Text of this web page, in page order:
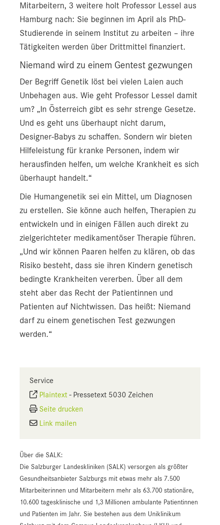
Mitarbeitern, 3 weitere holt Professor Lessel aus
Hamburg nach: Sie beginnen im April als PhD-
Studierende in seinem Institut zu arbeiten – ihre
Tätigkeiten werden über Drittmittel finanziert.
Niemand wird zu einem Gentest gezwungen
Der Begriff Genetik löst bei vielen Laien auch
Unbehagen aus. Wie geht Professor Lessel damit
um? „In Österreich gibt es sehr strenge Gesetze.
Und es geht uns überhaupt nicht darum,
Designer-Babys zu schaffen. Sondern wir bieten
Hilfeleistung für kranke Personen, indem wir
herausfinden helfen, um welche Krankheit es sich
überhaupt handelt.“
Die Humangenetik sei ein Mittel, um Diagnosen
zu erstellen. Sie könne auch helfen, Therapien zu
entwickeln und in einigen Fällen auch direkt zu
zielgerichteter medikamentöser Therapie führen.
„Und wir können Paaren helfen zu klären, ob das
Risiko besteht, dass sie ihren Kindern genetisch
bedingte Krankheiten vererben. Über all dem
steht aber das Recht der Patientinnen und
Patienten auf Nichtwissen. Das heißt: Niemand
darf zu einem genetischen Test gezwungen
werden.“
Service
Plaintext - Pressetext 5030 Zeichen
Seite drucken
Link mailen
Über die SALK:
Die Salzburger Landeskliniken (SALK) versorgen als größter
Gesundheitsanbieter Salzburgs mit etwas mehr als 7.500
Mitarbeiterinnen und Mitarbeitern mehr als 63.700 stationäre,
10.600 tagesklinische und 1,3 Millionen ambulante Patientinnen
und Patienten im Jahr. Sie bestehen aus dem Uniklinikum